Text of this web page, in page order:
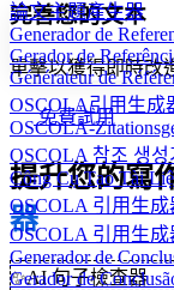
論文主題產生器
Generador de
Gerador de
Générateur de
OSCOLA引用生成
OSCOLA-
OSCOLA 참조 생성
Công Cụ Tạo Tài
OSCOLA 引用生成
OSCOLA 引用生成
Generador de
Gerador de
完善您的文本
單擊以獲得即時改
免費試用
提升您的寫
器
✨AI 句子檢查器